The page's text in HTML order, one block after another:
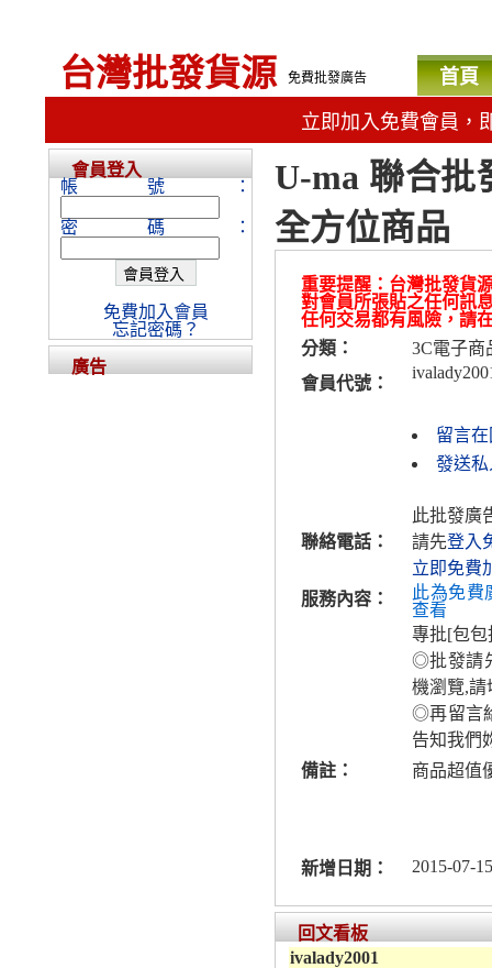
台灣批發貨源 免費批發廣告 首頁
立即加入免費會員，
U-ma 聯合批
全方位商品
重要提醒：台灣批發貨
對會員所張貼之任何訊
任何交易都有風險，請
分類：
3C電子商
會員代號：
留言
發送私
聯絡電話：
此批發廣
請先登入
立即免費
服務內容：
此為免費
查看
專批[包包
◎批發請
機瀏覽,請
◎再留言
告知我們
備註：
商品超值
新增日期： 2015-07-
回文看板
ivalady2001
會員登入
帳號：
密碼：
免費加入會員
忘記密碼？
廣告